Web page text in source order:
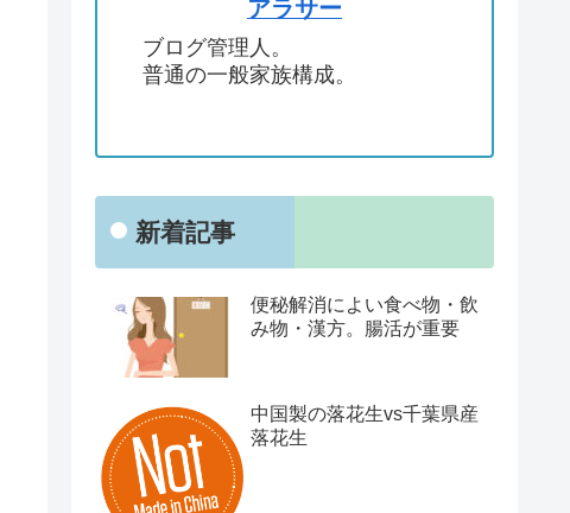
アラサー
ブログ管理人。
普通の一般家族構成。
新着記事
便秘解消によい食べ物・飲
み物・漢方。腸活が重要
中国製の落花生vs千葉県産
落花生